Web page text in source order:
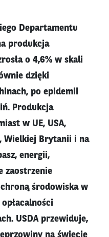
Departamentu
produkcja
o 4,6% w skali
dzięki
po epidemii
Produkcja
w UE, USA,
Wielkiej Brytanii i na
energii,
zaostrzenie
środowiska w
USDA przewiduje,
na świecie